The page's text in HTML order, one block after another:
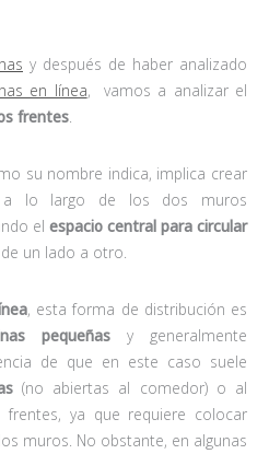
y después de haber analizado
en línea, vamos a analizar el
frentes
su nombre indica, implica crear
a lo largo de los dos muros
el espacio central para circular
un lado a otro.
, esta forma de distribución es
pequeñas y generalmente
de que en este caso suele
(no abiertas al comedor) o al
ya que requiere colocar
muros. No obstante, en algunas